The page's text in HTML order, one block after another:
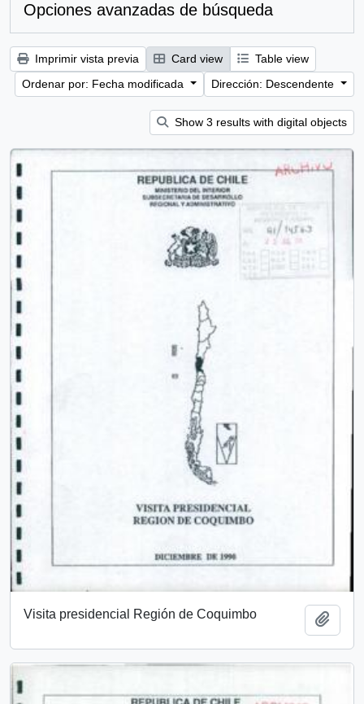
Opciones avanzadas de búsqueda
Imprimir vista previa Card view
Table view
Ordenar por: Fecha modificada
Dirección: Descendente
Show 3 results with digital objects
Visita presidencial Región de Coquimbo